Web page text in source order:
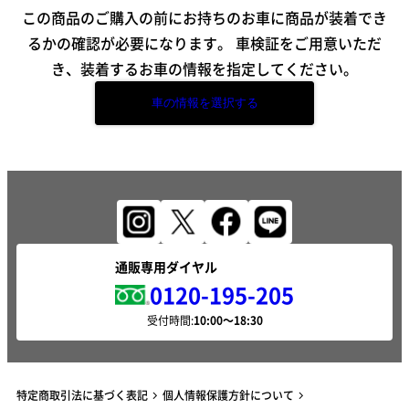
この商品のご購入の前にお持ちのお車に商品が装着でき
るかの確認が必要になります。 車検証をご用意いただ
き、装着するお車の情報を指定してください。
車の情報を選択する
通販専用ダイヤル
0120-195-205
受付時間:
特定商取引法に基づく表記 個人情報保護方針について